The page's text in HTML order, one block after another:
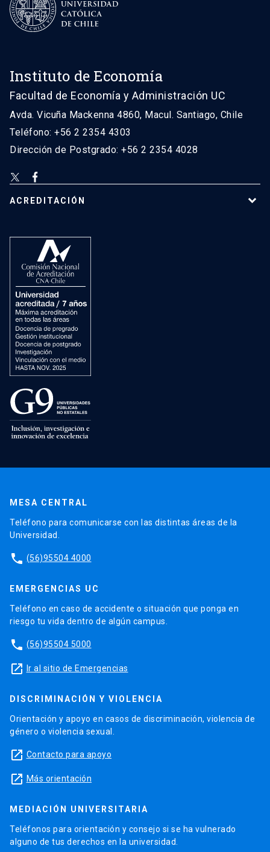
Instituto de Economía
Facultad de Economía y Administración UC
Avda. Vicuña Mackenna 4860, Macul. Santiago, Chile
Teléfono: +56 2 2354 4303
Dirección de Postgrado: +56 2 2354 4028
ACREDITACIÓN
MESA CENTRAL
Teléfono para comunicarse con las distintas áreas de la
Universidad.
phone (56)95504 4000
EMERGENCIAS UC
Teléfono en caso de accidente o situación que ponga en
riesgo tu vida dentro de algún campus.
phone (56)95504 5000
launch Ir al sitio de Emergencias
DISCRIMINACIÓN Y VIOLENCIA
Orientación y apoyo en casos de discriminación, violencia de
género o violencia sexual.
launch Contacto para apoyo
launch Más orientación
MEDIACIÓN UNIVERSITARIA
Teléfonos para orientación y consejo si se ha vulnerado
alguno de tus derechos en la universidad.